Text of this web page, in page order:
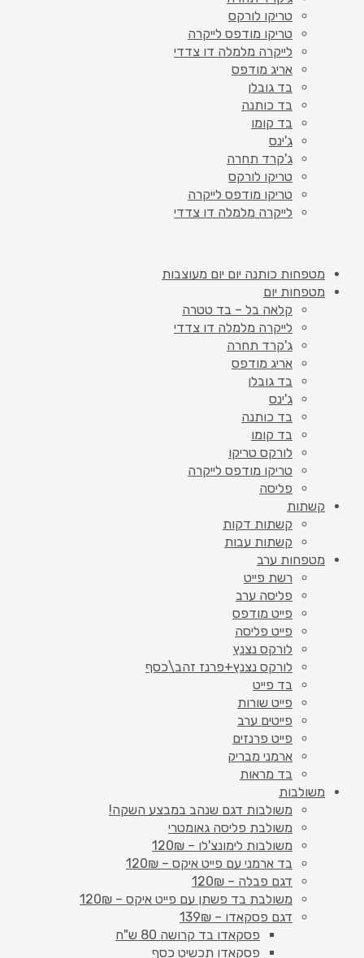
טריקו לורקס
טריקו מודפס לייקרה
לייקרה מלמלה דו צדדי
אריג מודפס
בד גובלן
בד כותנה
בד קומו
ג'ינס
ג'קרד תחרה
טריקו לורקס
טריקו מודפס לייקרה
לייקרה מלמלה דו צדדי
מטפחות כותנה יום יום מעוצבות
מטפחות יום
קלאה בל – בד טטרה
לייקרה מלמלה דו צדדי
ג'קרד תחרה
אריג מודפס
בד גובלן
ג'ינס
בד כותנה
בד קומו
לורקס טריקו
טריקו מודפס לייקרה
פליסה
קשתות
קשתות דקות
קשתות עבות
מטפחות ערב
רשת פייט
פליסה ערב
פייט מודפס
פייט פליסה
לורקס נצנץ
לורקס נצנץ+פרנז זהב\כסף
בד פייט
פייט שורות
פייטים ערב
פייט פרנזים
ארמני מבריק
בד מראות
משולבות
משולבות דגם שנהב במבצע השקה!
משולבת פליסה גאומטרי
משולבות לימונצ'לו – 120₪
בד ארמני עם פייט איקס – 120₪
דגם פבלה – 120₪
משולבת בד פשתן עם פייט איקס – 120₪
דגם פסקאדו – 139₪
פסקאדו בד קרושה 80 ש"ח
פסקאדו תכשיט כסף